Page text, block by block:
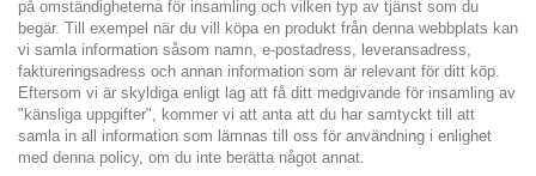
på omständigheterna för insamling och vilken typ av tjänst som du
begär. Till exempel när du vill köpa en produkt från denna webbplats kan
vi samla information såsom namn, e-postadress, leveransadress,
faktureringsadress och annan information som är relevant för ditt köp.
Eftersom vi är skyldiga enligt lag att få ditt medgivande för insamling av
"känsliga uppgifter", kommer vi att anta att du har samtyckt till att
samla in all information som lämnas till oss för användning i enlighet
med denna policy, om du inte berätta något annat.